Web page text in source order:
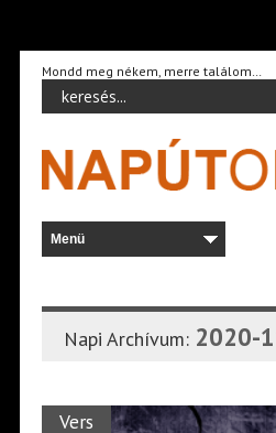
Mondd meg nékem, merre találom…
Napi Archívum: 2020-
Vers